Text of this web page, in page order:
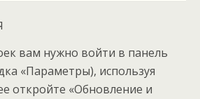
вам нужно войти в панель
«Параметры), используя
откройте «Обновление и